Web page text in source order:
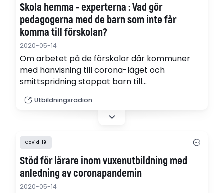
Skola hemma - experterna : Vad gör
pedagogerna med de barn som inte får
komma till förskolan?
2020-05-14
Om arbetet på de förskolor där kommuner
med hänvisning till corona-läget och
smittspridning stoppat barn till
betyder det här för pedagogerna? Och för
dom barn som har särskilt stort behov av
för förskolan, Skype-träffar och
likvärdigheten som utopi. Medverkar gör
förskolerektorerna Marie Nelhagen från Ånge
och…
Utbildningsradion
Covid-19
Stöd för lärare inom vuxenutbildning med
anledning av coronapandemin
2020-05-14